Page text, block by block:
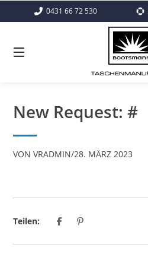
0431 66 72 530
New Request: #
VONVRADMIN/28. MÄRZ 2023
Teilen: